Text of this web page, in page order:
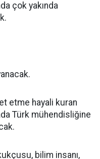
çok yakında
etme hayali kuran
Türk mühendisliğine
bilim insanı,